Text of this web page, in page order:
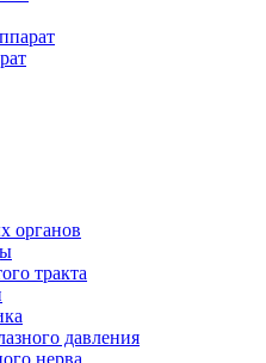
органов
тракта
давления